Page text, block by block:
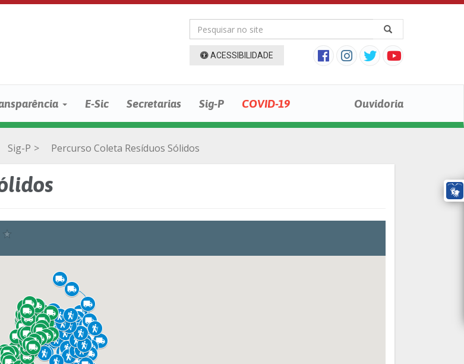
ACESSIBILIDADE
E-Sic Secretarias Sig-P COVID-19 Ouvidoria
Sig-P > Percurso Coleta Resíduos Sólidos